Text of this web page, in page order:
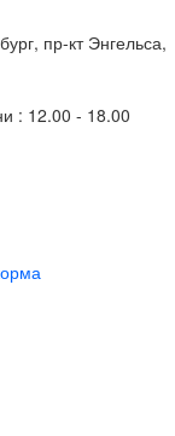
пр-кт Энгельса,
: 12.00 - 18.00